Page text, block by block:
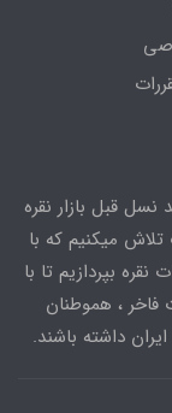
نسل قبل بازار نقره
میکنیم که با
بپردازیم تا با
فاخر ، هموطنان
داشته باشند.